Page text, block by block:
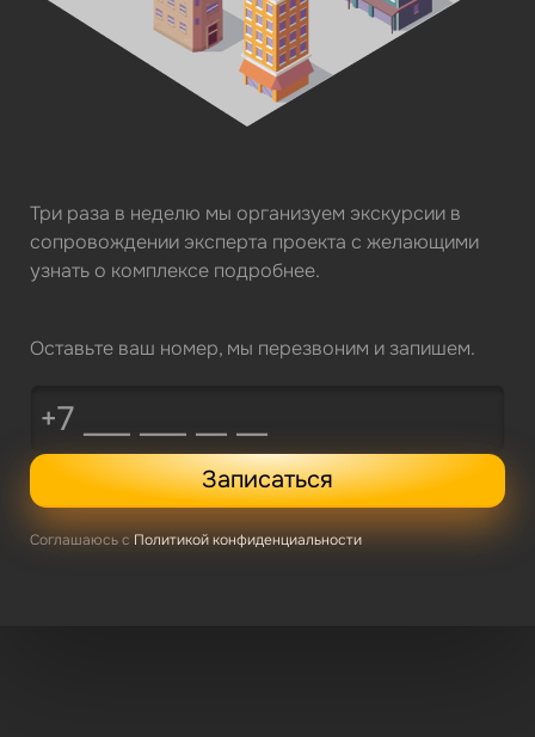
Три раза в неделю мы организуем экскурсии в
сопровождении эксперта проекта с желающими
узнать о комплексе подробнее.
Оставьте ваш номер, мы перезвоним и запишем.
Записаться
Соглашаюсь с Политикой конфиденциальности